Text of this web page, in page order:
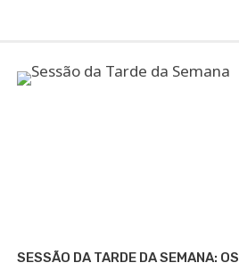
SESSÃO DA TARDE DA SEMANA: OS